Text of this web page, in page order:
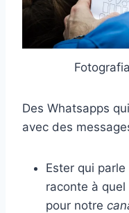
Des Whatsapps
avec des
Ester qui
raconte à quel
pour notre